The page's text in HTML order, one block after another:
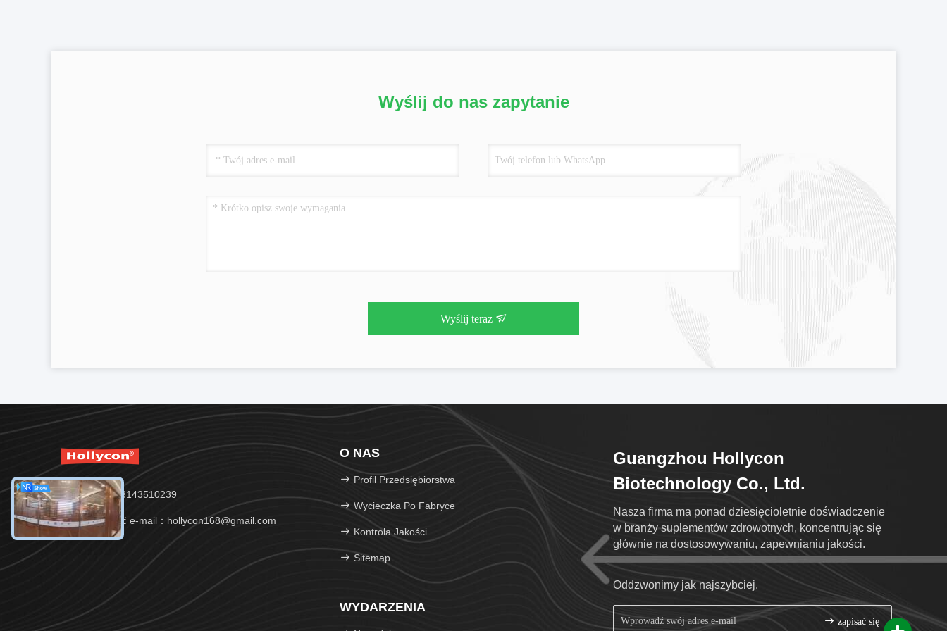
Wyślij do nas zapytanie
Wyślij teraz
Tel.：86-13143510239
Wiadomość e-mail：hollycon168@gmail.com
O NAS
Profil Przedsiębiorstwa
Wycieczka Po Fabryce
Kontrola Jakości
Sitemap
WYDARZENIA
Guangzhou Hollycon
Biotechnology Co., Ltd.
Nasza firma ma ponad dziesięcioletnie doświadczenie
w branży suplementów zdrowotnych, koncentrując się
głównie na dostosowywaniu, zapewnianiu jakości.
Oddzwonimy jak najszybciej.
zapisać się